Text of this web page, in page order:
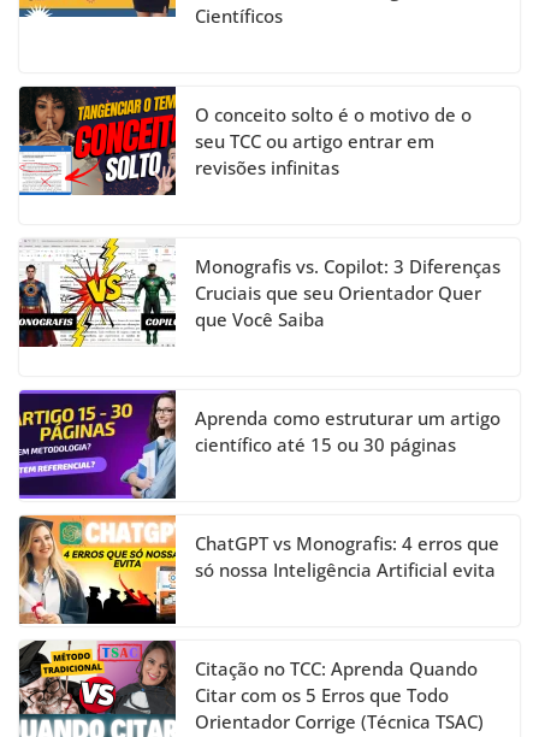
Científicos
O conceito solto é o motivo de o
seu TCC ou artigo entrar em
revisões infinitas
Monografis vs. Copilot: 3 Diferenças
Cruciais que seu Orientador Quer
que Você Saiba
Aprenda como estruturar um artigo
científico até 15 ou 30 páginas
ChatGPT vs Monografis: 4 erros que
só nossa Inteligência Artificial evita
Citação no TCC: Aprenda Quando
Citar com os 5 Erros que Todo
Orientador Corrige (Técnica TSAC)